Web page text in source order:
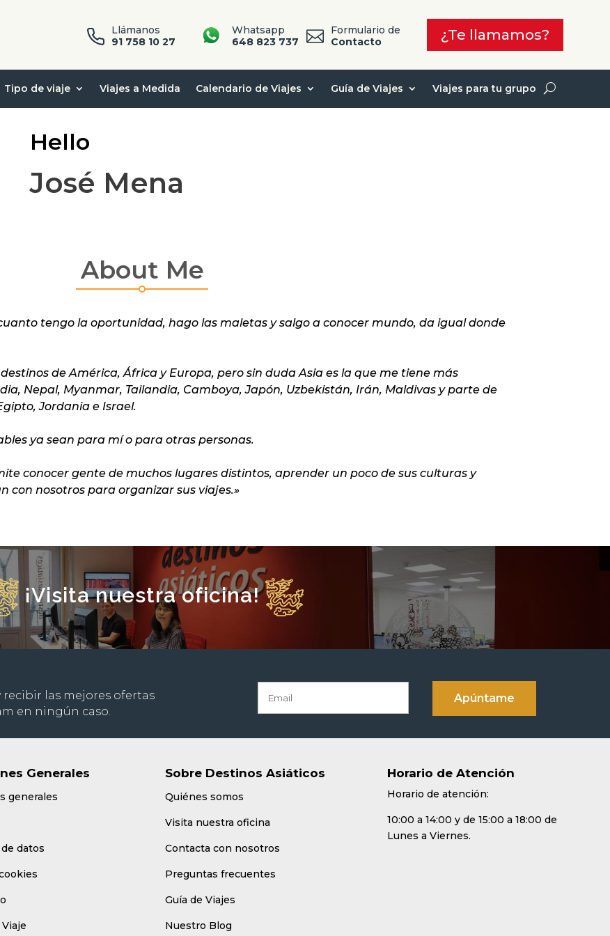
Llámanos
91 758 10 27
Whatsapp
648 823 737

Formulario de
Contacto
¿Te llamamos?
Tipo de viaje Viajes a Medida Calendario de Viajes Guía de Viajes Viajes para tu grupo
Hello
José Mena
About Me
tengo la oportunidad, hago las maletas y salgo a conocer mundo, da igual donde
de América, África y Europa, pero sin duda Asia es la que me tiene más
Nepal, Myanmar, Tailandia, Camboya, Japón, Uzbekistán, Irán, Maldivas y parte de
Jordania e Israel.
ya sean para mí o para otras personas.
conocer gente de muchos lugares distintos, aprender un poco de sus culturas y
con nosotros para organizar sus viajes.»
¡Visita nuestra oficina!
recibir las mejores ofertas
en ningún caso.
Generales
generales
datos
Sobre Destinos Asiáticos
Quiénes somos
Visita nuestra oficina
Contacta con nosotros
Preguntas frecuentes
Guía de Viajes
Nuestro Blog
Horario de Atención
Horario de atención:
10:00 a 14:00 y de 15:00 a 18:00 de
Lunes a Viernes.